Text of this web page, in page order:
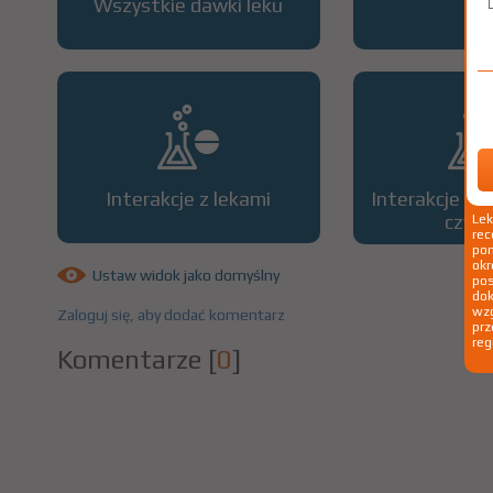
Wszystkie dawki leku
Interakcje z lekami
Interakcje z
Ustaw widok jako domyślny
Zaloguj się, aby dodać komentarz
Komentarze [0]